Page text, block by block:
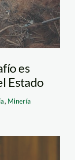
es
Estado
, Minería